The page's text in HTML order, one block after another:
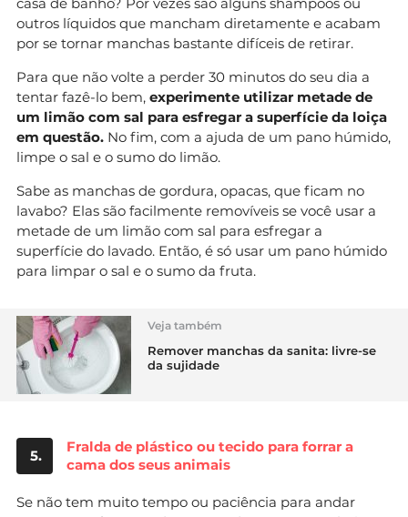
outros líquidos que mancham diretamente e acabam
por se tornar manchas bastante difíceis de retirar.
Para que não volte a perder 30 minutos do seu dia a
tentar fazê-lo bem, experimente utilizar metade de
um limão com sal para esfregar a superfície da loiça
em questão. No fim, com a ajuda de um pano húmido,
limpe o sal e o sumo do limão.
Sabe as manchas de gordura, opacas, que ficam no
lavabo? Elas são facilmente removíveis se você usar a
metade de um limão com sal para esfregar a
superfície do lavado. Então, é só usar um pano húmido
para limpar o sal e o sumo da fruta.
Veja também
Remover manchas da sanita: livre-se
da sujidade
5.
Fralda de plástico ou tecido para forrar a
cama dos seus animais
Se não tem muito tempo ou paciência para andar